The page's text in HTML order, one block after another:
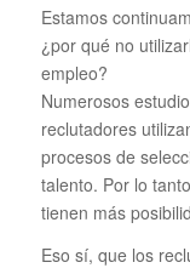
Estamos
¿por qué no
empleo?
Numerosos
reclutadores
procesos de
talento. Por lo
tienen más
Eso sí, que los